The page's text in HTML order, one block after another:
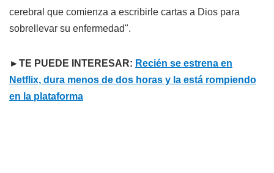
cerebral que comienza a escribirle cartas a Dios para
sobrellevar su enfermedad".
►TE PUEDE INTERESAR: Recién se estrena en
Netflix, dura menos de dos horas y la está rompiendo
en la plataforma